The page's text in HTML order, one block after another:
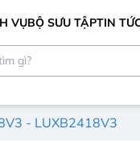
VỤBỘ SƯU TẬPTIN
- LUXB2418V3